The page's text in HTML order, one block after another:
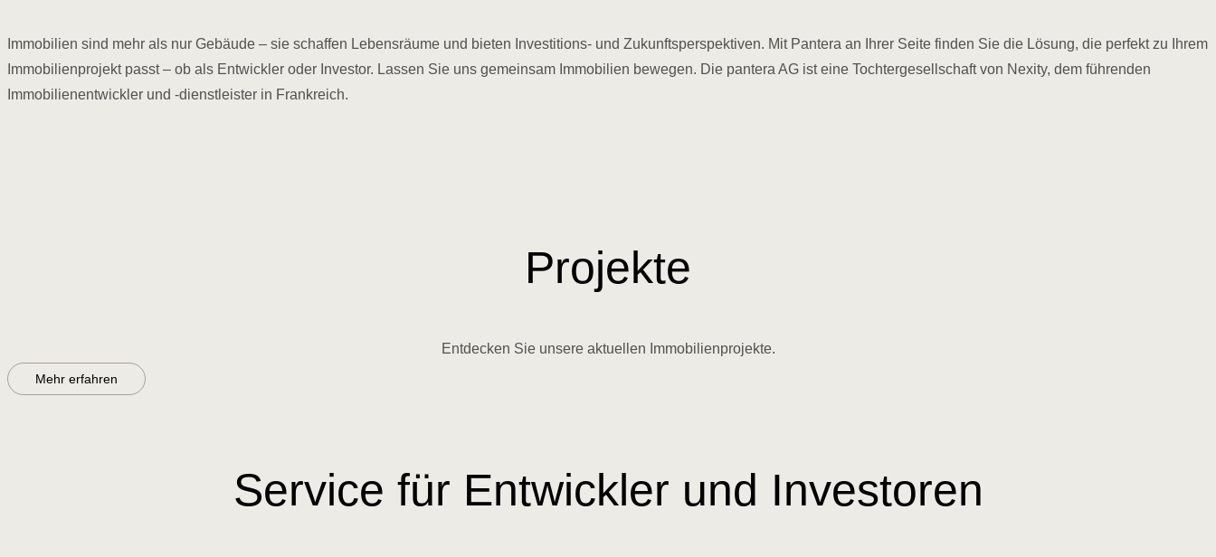
Immobilien sind mehr als nur Gebäude – sie schaffen Lebensräume und bieten Investitions- und Zukunftsperspektiven. Mit Pantera an Ihrer Seite finden Sie die Lösung, die perfekt zu Ihrem
Immobilienprojekt passt – ob als Entwickler oder Investor. Lassen Sie uns gemeinsam Immobilien bewegen. Die pantera AG ist eine Tochtergesellschaft von Nexity, dem führenden
Immobilienentwickler und -dienstleister in Frankreich.
Projekte
Entdecken Sie unsere aktuellen Immobilienprojekte.
Mehr erfahren
Service für Entwickler und Investoren